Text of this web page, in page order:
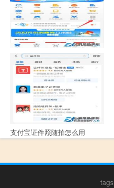
支付宝怎么拍违章挣钱？
支付宝证件照随拍怎么用
tags